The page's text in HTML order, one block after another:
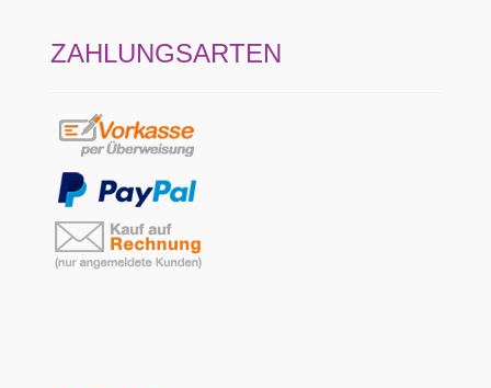
ZAHLUNGSARTEN